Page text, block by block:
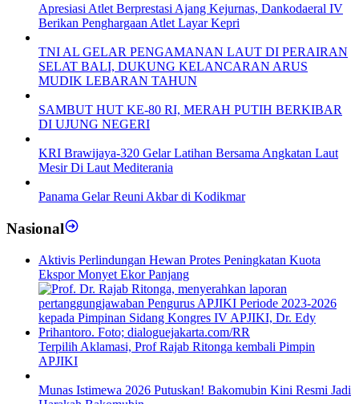
Apresiasi Atlet Berprestasi Ajang Kejurnas, Dankodaeral IV
Berikan Penghargaan Atlet Layar Kepri
TNI AL GELAR PENGAMANAN LAUT DI PERAIRAN
SELAT BALI, DUKUNG KELANCARAN ARUS
MUDIK LEBARAN TAHUN
SAMBUT HUT KE-80 RI, MERAH PUTIH BERKIBAR
DI UJUNG NEGERI
KRI Brawijaya-320 Gelar Latihan Bersama Angkatan Laut
Mesir Di Laut Mediterania
Panama Gelar Reuni Akbar di Kodikmar
Nasional
Aktivis Perlindungan Hewan Protes Peningkatan Kuota
Ekspor Monyet Ekor Panjang
Terpilih Aklamasi, Prof Rajab Ritonga kembali Pimpin
APJIKI
Munas Istimewa 2026 Putuskan! Bakomubin Kini Resmi Jadi